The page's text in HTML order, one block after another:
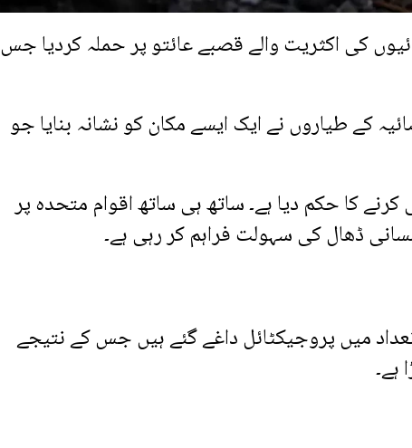
کی اکثریت والے قصبے عائتو پر حملہ کردیا جس
کے طیاروں نے ایک ایسے مکان کو نشانہ بنایا جو
کے مزید 25 دیہات کو خالی کرنے کا حکم دیا ہے۔ ساتھ ہی ساتھ اقوام متحدہ پر
ڈھال کی سہولت فراہم کر رہی ہے۔
میں پروجیکٹائل داغے گئے ہیں جس کے نتیجے
ہے۔